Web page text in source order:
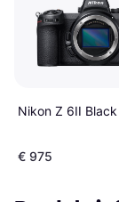
Nikon Z 6II Black
€ 975